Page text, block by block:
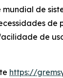
de
de
de
https://